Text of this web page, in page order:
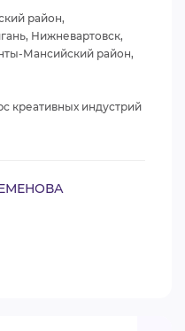
район,
Нижневартовск,
Мансийский район,
креативных индустрий